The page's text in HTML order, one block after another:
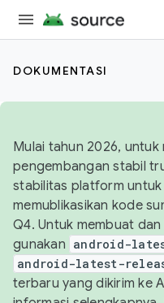
DOKUMENTASI
Mulai tahun 2026,
pengembangan stabil
stabilitas platform untuk
memublikasikan kode
Q4. Untuk membuat
gunakan android-
android-latest-
terbaru yang dikirim ke